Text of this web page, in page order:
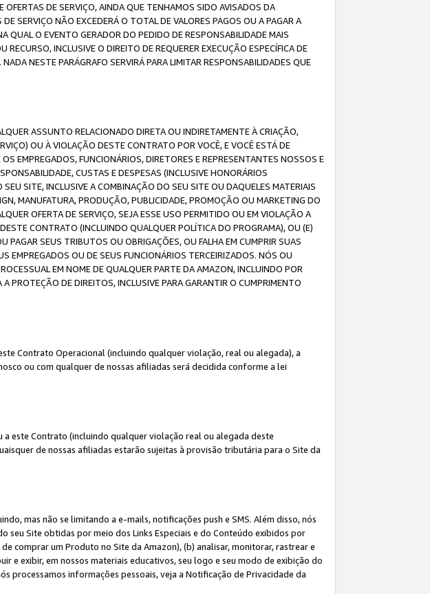
DE SERVIÇO, AINDA QUE TENHAMOS SIDO AVISADOS DA
SERVIÇO NÃO EXCEDERÁ O TOTAL DE VALORES PAGOS OU A PAGAR A
QUAL O EVENTO GERADOR DO PEDIDO DE RESPONSABILIDADE MAIS
INCLUSIVE O DIREITO DE REQUERER EXECUÇÃO ESPECÍFICA DE
NESTE PARÁGRAFO SERVIRÁ PARA LIMITAR RESPONSABILIDADES QUE
ASSUNTO RELACIONADO DIRETA OU INDIRETAMENTE À CRIAÇÃO,
OU À VIOLAÇÃO DESTE CONTRATO POR VOCÊ, E VOCÊ ESTÁ DE
EMPREGADOS, FUNCIONÁRIOS, DIRETORES E REPRESENTANTES NOSSOS E
CUSTAS E DESPESAS (INCLUSIVE HONORÁRIOS
SITE, INCLUSIVE A COMBINAÇÃO DO SEU SITE OU DAQUELES MATERIAIS
MANUFATURA, PRODUÇÃO, PUBLICIDADE, PROMOÇÃO OU MARKETING DO
OFERTA DE SERVIÇO, SEJA ESSE USO PERMITIDO OU EM VIOLAÇÃO A
CONTRATO (INCLUINDO QUALQUER POLÍTICA DO PROGRAMA), OU (E)
PAGAR SEUS TRIBUTOS OU OBRIGAÇÕES, OU FALHA EM CUMPRIR SUAS
EMPREGADOS OU DE SEUS FUNCIONÁRIOS TERCEIRIZADOS. NÓS OU
EM NOME DE QUALQUER PARTE DA AMAZON, INCLUINDO POR
PROTEÇÃO DE DIREITOS, INCLUSIVE PARA GARANTIR O CUMPRIMENTO
Contrato Operacional (incluindo qualquer violação, real ou alegada), a
ou com qualquer de nossas afiliadas será decidida conforme a lei
este Contrato (incluindo qualquer violação real ou alegada deste
de nossas afiliadas estarão sujeitas à provisão tributária para o Site da
mas não se limitando a e-mails, notificações push e SMS. Além disso, nós
Site obtidas por meio dos Links Especiais e do Conteúdo exibidos por
comprar um Produto no Site da Amazon), (b) analisar, monitorar, rastrear e
e exibir, em nossos materiais educativos, seu logo e seu modo de exibição do
processamos informações pessoais, veja a Notificação de Privacidade da